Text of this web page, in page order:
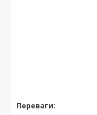
Переваги: